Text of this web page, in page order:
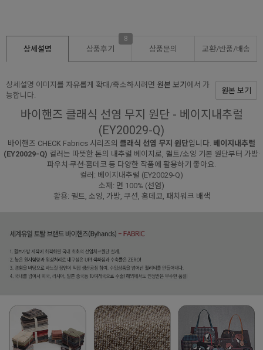
상세설명 상품후기
8
상품문의 교환/반품/배송
상세설명 이미지를 자유롭게 확대/축소하시려면 원본 보기 에서 가
능합니다.
원본 보기
바이핸즈 클래식 선염 무지 원단 - 베이지내추럴
(EY20029-Q)
바이핸즈 CHECK Fabrics 시리즈의 클래식 선염 무지 원단입니다. 베이지내추럴
(EY20029-Q) 컬러는 따뜻한 톤의 내추럴 베이지로, 퀼트/소잉 기본 원단부터 가방·
파우치·쿠션·홈데코 등 다양한 작품에 활용하기 좋아요.
컬러: 베이지내추럴 (EY20029-Q)
소재: 면 100% (선염)
활용: 퀼트, 소잉, 가방, 쿠션, 홈데코, 패치워크 배색